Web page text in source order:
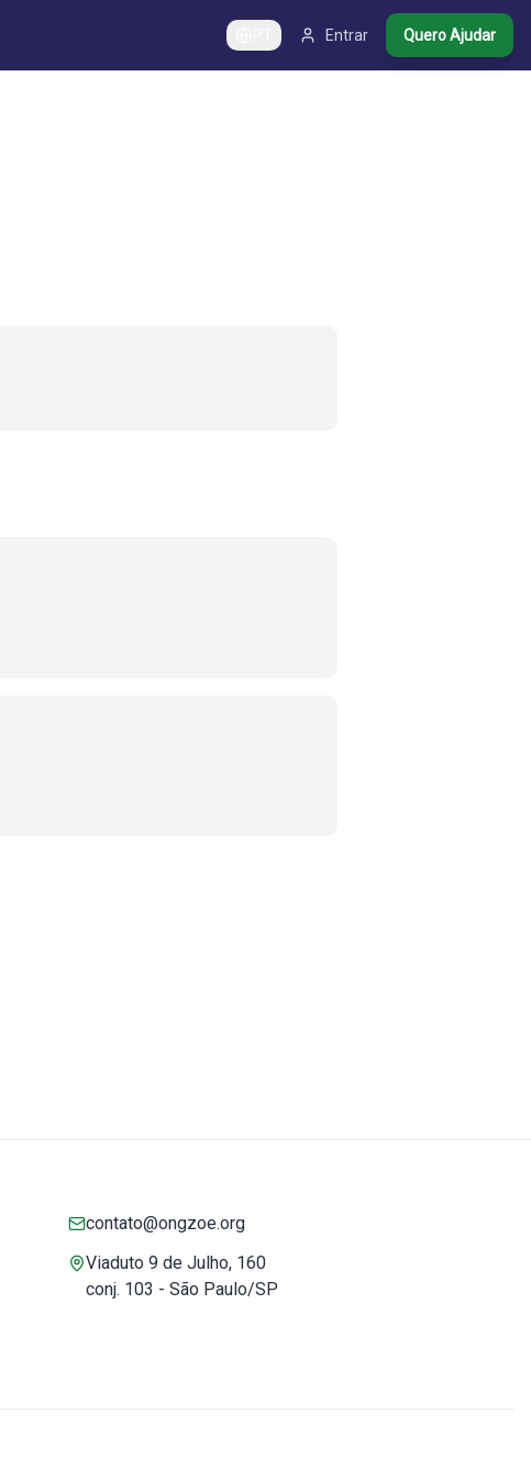
Entrar Quero Ajudar
contato@ongzoe.org
Viaduto 9 de Julho, 160
conj. 103 - São Paulo/SP